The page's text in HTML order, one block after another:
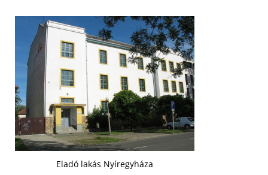
Eladó lakás Nyíregyháza